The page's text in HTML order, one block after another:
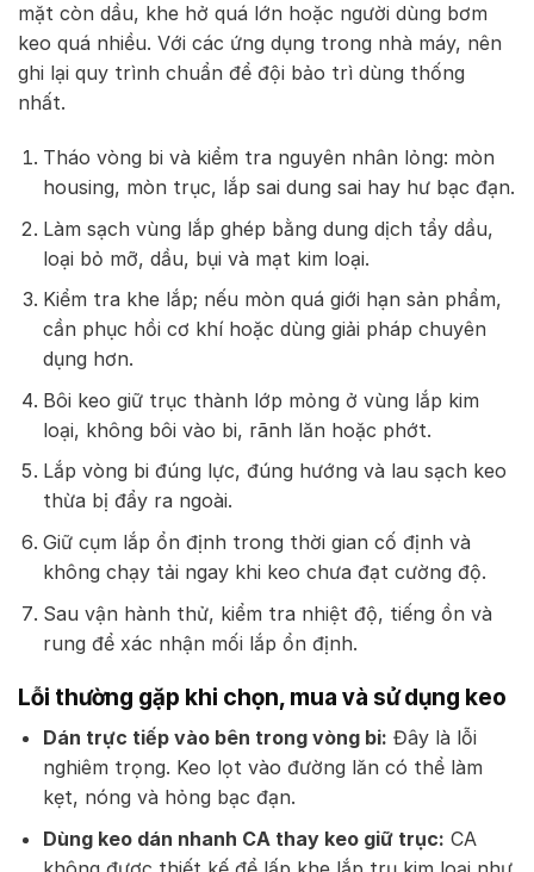
mặt còn dầu, khe hở quá lớn hoặc người dùng bơm
keo quá nhiều. Với các ứng dụng trong nhà máy, nên
ghi lại quy trình chuẩn để đội bảo trì dùng thống
nhất.
Tháo vòng bi và kiểm tra nguyên nhân lỏng: mòn
housing, mòn trục, lắp sai dung sai hay hư bạc đạn.
Làm sạch vùng lắp ghép bằng dung dịch tẩy dầu,
loại bỏ mỡ, dầu, bụi và mạt kim loại.
Kiểm tra khe lắp; nếu mòn quá giới hạn sản phẩm,
cần phục hồi cơ khí hoặc dùng giải pháp chuyên
dụng hơn.
Bôi keo giữ trục thành lớp mỏng ở vùng lắp kim
loại, không bôi vào bi, rãnh lăn hoặc phớt.
Lắp vòng bi đúng lực, đúng hướng và lau sạch keo
thừa bị đẩy ra ngoài.
Giữ cụm lắp ổn định trong thời gian cố định và
không chạy tải ngay khi keo chưa đạt cường độ.
Sau vận hành thử, kiểm tra nhiệt độ, tiếng ồn và
rung để xác nhận mối lắp ổn định.
Lỗi thường gặp khi chọn, mua và sử dụng keo
Dán trực tiếp vào bên trong vòng bi: Đây là lỗi
nghiêm trọng. Keo lọt vào đường lăn có thể làm
kẹt, nóng và hỏng bạc đạn.
Dùng keo dán nhanh CA thay keo giữ trục: CA